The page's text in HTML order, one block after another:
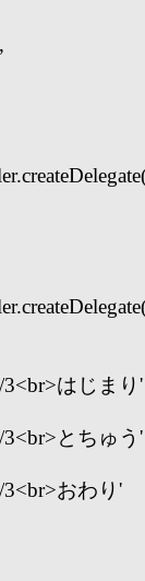
はじまり'
とちゅう'
おわり'